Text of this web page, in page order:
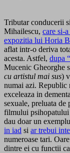
Tributar conducerii
Mihailescu, care si-
expozitia lui Horia
aflat intr-o deriva
acesta. Astfel, dupa
Mucenic Gheorghe
cu artistul mai sus)
numai azi. Republic
exceleaza in
sexuale, preluata
filmului
dau doar un
in iad si ar trebui
numeroase tari.
dintre ei cu functii